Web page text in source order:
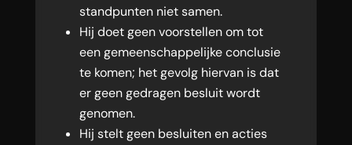
standpunten niet samen.
Hij doet geen voorstellen om tot
een gemeenschappelijke conclusie
te komen; het gevolg hiervan is dat
er geen gedragen besluit wordt
genomen.
Hij stelt geen besluiten en acties